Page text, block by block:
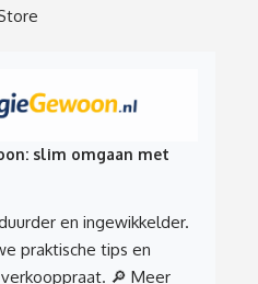
slim omgaan met
en ingewikkelder.
praktische tips en
🔎 Meer